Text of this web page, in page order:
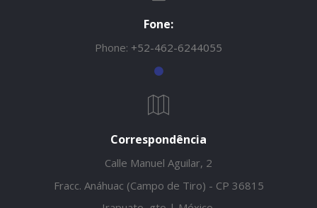
Fone:
Phone: +52-462-6244055
Correspondência
Calle Manuel Aguilar, 2
Fracc. Anáhuac (Campo de Tiro) - CP 36815